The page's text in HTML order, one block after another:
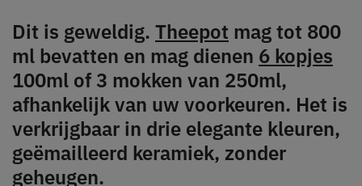
Dit is geweldig. Theepot mag tot 800
ml bevatten en mag dienen 6 kopjes
100ml of 3 mokken van 250ml,
afhankelijk van uw voorkeuren. Het is
verkrijgbaar in drie elegante kleuren,
geëmailleerd keramiek, zonder
geheugen.